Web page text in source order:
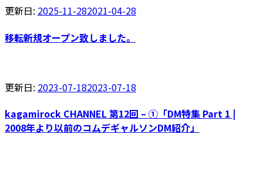
更新日: 2025-11-282021-04-28
移転新規オープン致しました。
更新日: 2023-07-182023-07-18
kagamirock CHANNEL 第12回 – ①「DM特集 Part 1 |
2008年より以前のコムデギャルソンDM紹介」